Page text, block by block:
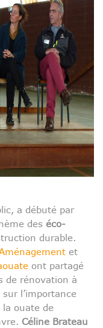
a débuté par
des éco-
durable.
et
ont partagé
de rénovation à
l’importance
ouate de
Céline Brateau